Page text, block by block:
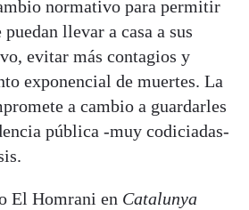
normativo para permitir
llevar a casa a sus
evitar más contagios y
exponencial de muertes. La
a cambio a guardarles
pública -muy codiciadas-
El Homrani en Catalunya